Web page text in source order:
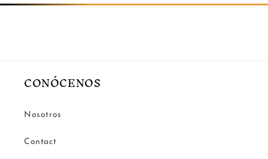
CONÓCENOS
Nosotros
Contact